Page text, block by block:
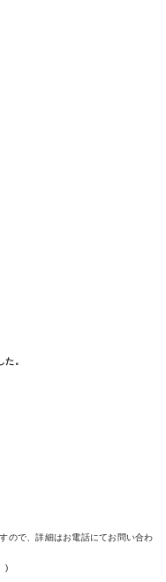
。
ので、詳細はお電話にてお問い合わ
)